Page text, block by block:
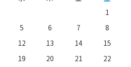
1
5 6 7
8
12 13 14
15
19 20 21
22